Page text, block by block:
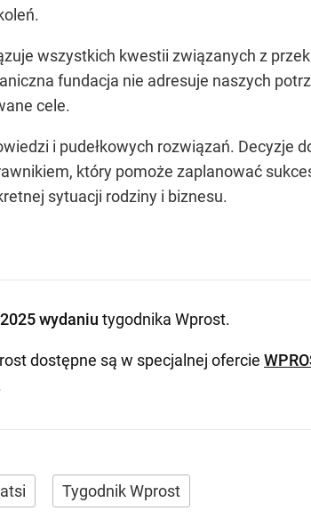
wszystkich kwestii związanych z
fundacja nie adresuje naszych
cele.
i pudełkowych rozwiązań.
który pomoże zaplanować
sytuacji rodziny i biznesu.
wydaniu tygodnika Wprost.
dostępne są w specjalnej ofercie
Tygodnik Wprost